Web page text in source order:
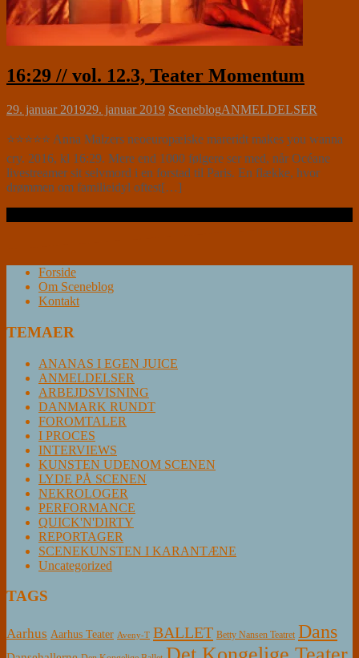
16:29 // vol. 12.3, Teater Momentum
29. januar 201929. januar 2019 SceneblogANMELDELSER
⭐⭐⭐⭐⭐ Anna Malzers neoeuropæiske mareridt makes you wanna
cry. 2016, kl 16:29. Mere end 1000 følgere ser med, når Océane
livestreamer sit selvmord i en forstad til Paris. En flække, hvor
drømmen om familieidyl oftest[…]
Forside
Om Sceneblog
Kontakt
TEMAER
ANANAS I EGEN JUICE
ANMELDELSER
ARBEJDSVISNING
DANMARK RUNDT
FOROMTALER
I PROCES
INTERVIEWS
KUNSTEN UDENOM SCENEN
LYDE PÅ SCENEN
NEKROLOGER
PERFORMANCE
QUICK'N'DIRTY
REPORTAGER
SCENEKUNSTEN I KARANTÆNE
Uncategorized
TAGS
Aarhus Aarhus Teater Aveny-T BALLET Betty Nansen Teatret Dans